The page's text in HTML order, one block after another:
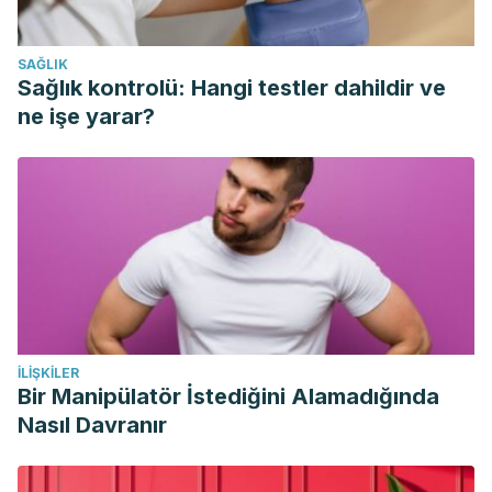
Española de Neuropsiquiatría ,29 (1), 157-169. Recuperado
en 19 de febrero de 2019, de
http://scielo.isciii.es/scielo.php?
script=sci_arttext&
;pid=S0211-
57352009000100012&lng=es&tlng=es.
Sellés, Juan Fernando. (2013). Del amor personal humano
al divino: Un estudio desde la antropología trascendental
Veritas, (28), 85-
https://dx.doi.org/10.4067/S0718-92732013000100004
Castro, K., Planellas, I., & Kirchner, T. (2014). Predicción de
conducta autodestructiva en adolescentes mediante
tipologías de afrontamiento.
Universitas Psychologica,
13(1).
Buganza, J. (2009). Reflexiones en torno al concepto de
SAĞLIK
Sağlık kontrolü: Hangi testler dahildir ve
ne işe yarar?
İLIŞKILER
Bir Manipülatör İstediğini Alamadığında
Nasıl Davranır